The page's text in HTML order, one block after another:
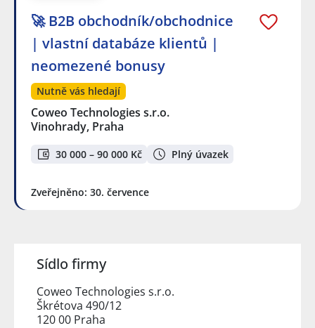
🚀 B2B obchodník/obchodnice
| vlastní databáze klientů |
neomezené bonusy
Nutně vás hledají
Coweo Technologies s.r.o.
Vinohrady, Praha
30 000 – 90 000 Kč Plný úvazek
Zveřejněno: 30. července
Sídlo firmy
Coweo Technologies s.r.o.
Škrétova 490/12
120 00 Praha